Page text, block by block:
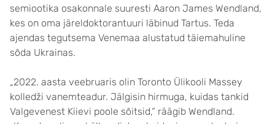
semiootika osakonnale suuresti Aaron James Wendland,
kes on oma järeldoktorantuuri läbinud Tartus. Teda
ajendas tegutsema Venemaa alustatud täiemahuline
sõda Ukrainas.
„2022. aasta veebruaris olin Toronto Ülikooli Massey
kolledži vanemteadur. Jälgisin hirmuga, kuidas tankid
Valgevenest Kiievi poole sõitsid,“ räägib Wendland.